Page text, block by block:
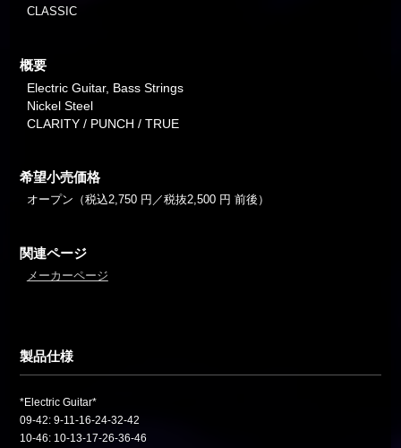
CLASSIC
概要
Electric Guitar, Bass Strings
Nickel Steel
CLARITY / PUNCH / TRUE
希望小売価格
オープン（税込2,750 円／税抜2,500 円 前後）
関連ページ
メーカーページ
製品仕様
*Electric Guitar*
09-42: 9-11-16-24-32-42
10-46: 10-13-17-26-36-46